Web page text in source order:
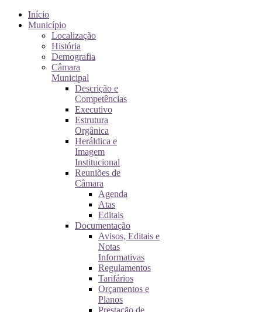
Início
Município
Localização
História
Demografia
Câmara
Municipal
Descrição e
Competências
Executivo
Estrutura
Orgânica
Heráldica e
Imagem
Institucional
Reuniões de
Câmara
Agenda
Atas
Editais
Documentação
Avisos, Editais e
Notas
Informativas
Regulamentos
Tarifários
Orçamentos e
Planos
Prestação de